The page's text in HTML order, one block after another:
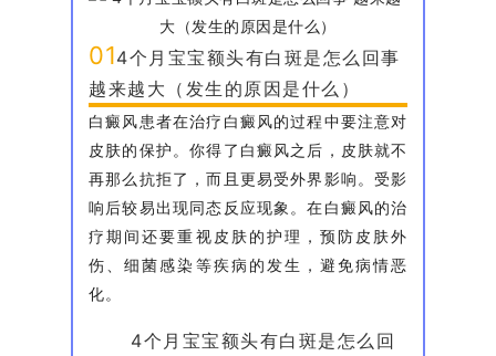
014个月宝宝额头有白斑是怎么回事
越来越大（发生的原因是什么）
白癜风患者在治疗白癜风的过程中要注意对
皮肤的保护。你得了白癜风之后，皮肤就不
再那么抗拒了，而且更易受外界影响。受影
响后较易出现同态反应现象。在白癜风的治
疗期间还要重视皮肤的护理，预防皮肤外
伤、细菌感染等疾病的发生，避免病情恶
化。
4个月宝宝额头有白斑是怎么回